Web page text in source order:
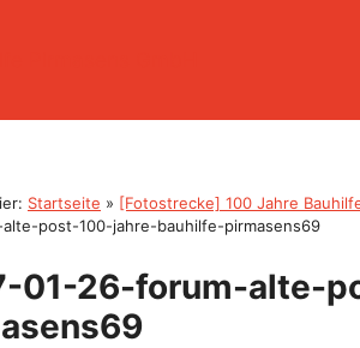
Startseite » [Fotostrecke] 100 Jahre
post-100-jahre-bauhilfe-pirmasens69
01-26-forum-alte-